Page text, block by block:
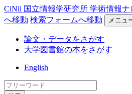
CiNii 国立情報学研究所 学術情報
へ移動 検索フォームへ移動 メニュ
論文・データをさがす
大学図書館の本をさがす
English